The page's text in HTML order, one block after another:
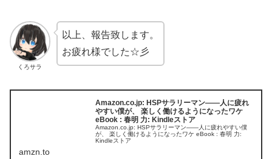
くろサラ
以上、報告致します。
お疲れ様でした☆彡
Amazon.co.jp: HSPサラリーマン――人に疲れ
やすい僕が、 楽しく働けるようになったワケ
eBook : 春明 力: Kindleストア
Amazon.co.jp: HSPサラリーマン――人に疲れやすい僕
が、 楽しく働けるようになったワケ eBook : 春明 力:
Kindleストア
amzn.to